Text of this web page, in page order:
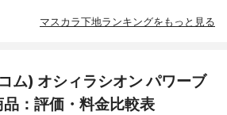
マスカラ下地ランキングをもっと見る
ム) オシィラシオン パワーブ
：評価・料金比較表